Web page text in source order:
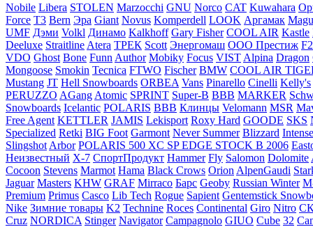
Nobile Libera STOLEN Marzocchi GNU Norco CAT Kuwahara
Force T3 Bern Эра Giant Novus Komperdell LOOK Аргамак
UMF Дэми Volkl Динамо Kalkhoff Gary Fisher COOL AIR Kastle
Deeluxe Straitline Atera ТРЕК Scott Энергомаш ООО Престиж F2
VDO Ghost Bone Funn Author Mobiky Focus VIST Alpina Dragon
Mongoose Smokin Tecnica FTWO Fischer BMW COOL AIR
Mustang JT Hell Snowboards ORBEA Vans Pinarello Cinelli Kelly's
PERUZZO AGang Atomic SPRINT Super-B BBB MARKER
Snowboards Icelantic POLARIS ВВВ Клинцы Velomann MSR
Free Agent KETTLER JAMIS Lekisport Roxy Hard GOODE SKS
Specialized Retki BIG Foot Garmont Never Summer Blizzard Intense
Slingshot Arbor POLARIS 500 XC SP EDGE STOCK B 2006
Неизвестный X-7 СпортПродукт Hammer Fly Salomon Dolomite
Cocoon Stevens Marmot Hama Black Crows Orion AlpenGaudi
Jaguar Masters KHW GRAF Mirraco Барс Geoby Russian Winter
Premium Primus Casco Lib Tech Rogue Sapient Gentemstick
Nike Зимние товары K2 Technine Roces Continental Giro Nitro
Cruz NORDICA Stinger Navigator Campagnolo GIUO Cube 32